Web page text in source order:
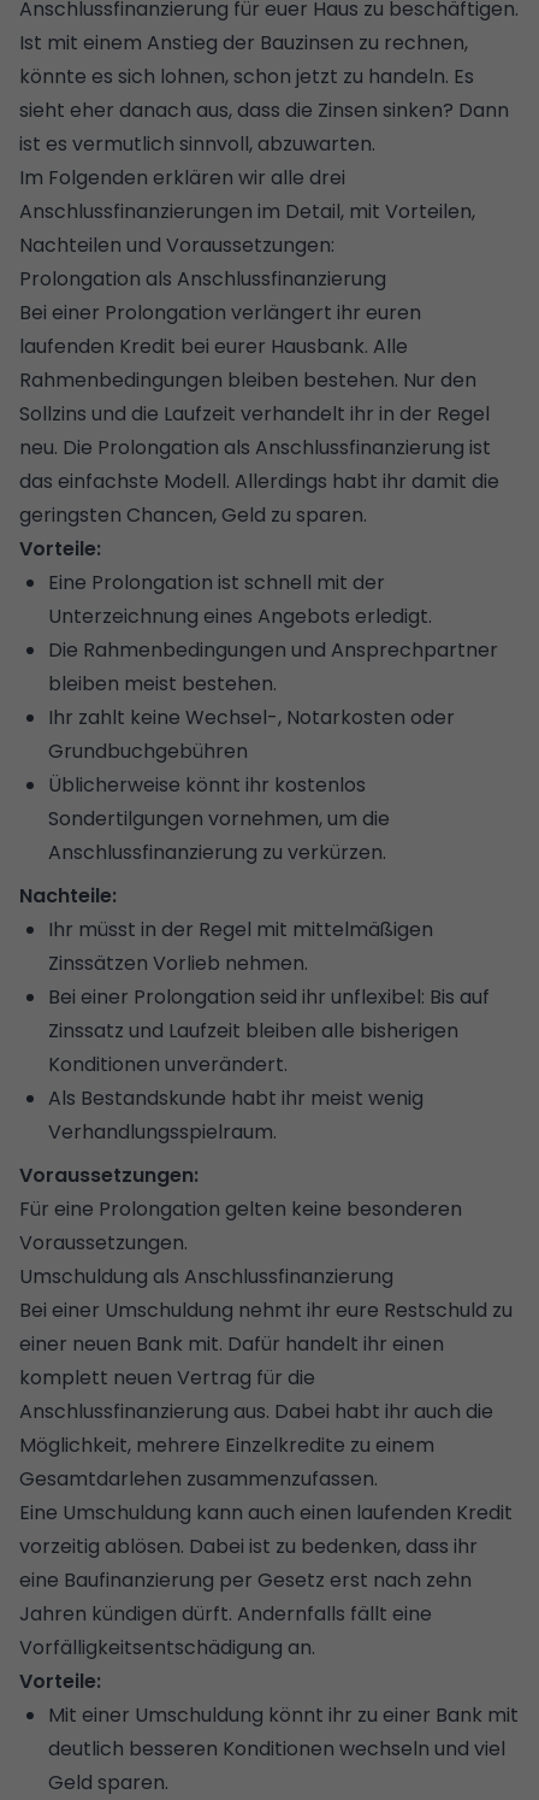
Anschlussfinanzierung für euer Haus zu beschäftigen.
Ist mit einem Anstieg der Bauzinsen zu rechnen,
könnte es sich lohnen, schon jetzt zu handeln. Es
sieht eher danach aus, dass die Zinsen sinken? Dann
ist es vermutlich sinnvoll, abzuwarten.
Im Folgenden erklären wir alle drei
Anschlussfinanzierungen im Detail, mit Vorteilen,
Nachteilen und Voraussetzungen:
Prolongation als Anschlussfinanzierung
Bei einer Prolongation verlängert ihr euren
laufenden Kredit bei eurer Hausbank. Alle
Rahmenbedingungen bleiben bestehen. Nur den
Sollzins und die Laufzeit verhandelt ihr in der Regel
neu. Die Prolongation als Anschlussfinanzierung ist
das einfachste Modell. Allerdings habt ihr damit die
geringsten Chancen, Geld zu sparen.
Vorteile:
Eine Prolongation ist schnell mit der
Unterzeichnung eines Angebots erledigt.
Die Rahmenbedingungen und Ansprechpartner
bleiben meist bestehen.
Ihr zahlt keine Wechsel-, Notarkosten oder
Grundbuchgebühren
Üblicherweise könnt ihr kostenlos
Sondertilgungen vornehmen, um die
Anschlussfinanzierung zu verkürzen.
Nachteile:
Ihr müsst in der Regel mit mittelmäßigen
Zinssätzen Vorlieb nehmen.
Bei einer Prolongation seid ihr unflexibel: Bis auf
Zinssatz und Laufzeit bleiben alle bisherigen
Konditionen unverändert.
Als Bestandskunde habt ihr meist wenig
Verhandlungsspielraum.
Voraussetzungen:
Für eine Prolongation gelten keine besonderen
Voraussetzungen.
Umschuldung als Anschlussfinanzierung
Bei einer Umschuldung nehmt ihr eure Restschuld zu
einer neuen Bank mit. Dafür handelt ihr einen
komplett neuen Vertrag für die
Anschlussfinanzierung aus. Dabei habt ihr auch die
Möglichkeit, mehrere Einzelkredite zu einem
Gesamtdarlehen zusammenzufassen.
Eine Umschuldung kann auch einen laufenden Kredit
vorzeitig ablösen. Dabei ist zu bedenken, dass ihr
eine Baufinanzierung per Gesetz erst nach zehn
Jahren kündigen dürft. Andernfalls fällt eine
Vorfälligkeitsentschädigung an.
Vorteile:
Mit einer Umschuldung könnt ihr zu einer Bank mit
deutlich besseren Konditionen wechseln und viel
Geld sparen.